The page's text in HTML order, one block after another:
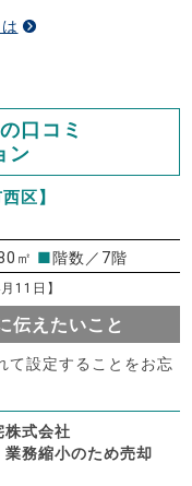
口コミ
ン
区】
㎡ ■階数／7階
11日】
伝えたいこと
て設定することをお忘
株式会社
務縮小のため売却